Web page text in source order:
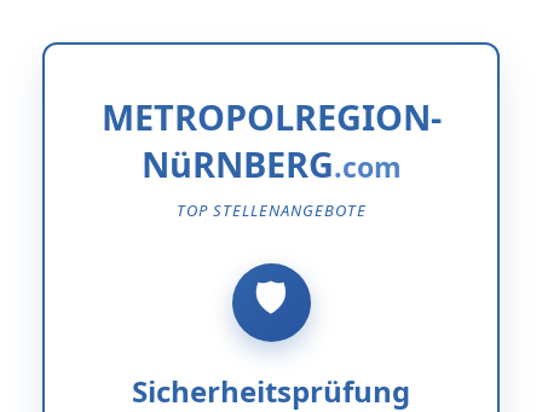
METROPOLREGION-
NüRNBERG
TOP STELLENANGEBOTE
Sicherheitsprüfung